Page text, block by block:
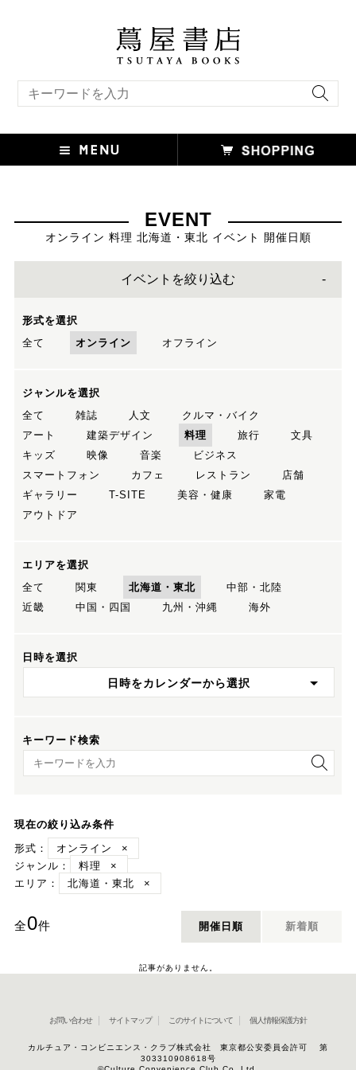
EVENT
オンライン 料理 北海道・東北 イベント 開催日順
イベントを絞り込む
形式を選択
全て
オンライン オフライン
ジャンルを選択
全て
雑誌 人文
クルマ・バイク
アート
建築デザイン 料理 旅行
文具
キッズ
映像 音楽
ビジネス
スマートフォン
カフェ レストラン
店舗
ギャラリー
T-SITE 美容・健康
家電
アウトドア
エリアを選択
全て
関東 北海道・東北
中部・北陸
近畿
中国・四国 九州・沖縄 海外
日時を選択
日時をカレンダーから選択
キーワード検索
キーワード検索
現在の絞り込み条件
形式：
オンライン
×
ジャンル：
料理
×
エリア：
北海道・東北 ×
全0件 開催日順 新着順
記事がありません。
お問い合わせ サイトマップ このサイトについて 個人情報保護方針
カルチュア・コンビニエンス・クラブ株式会社 東京都公安委員会許可 第
303310908618号